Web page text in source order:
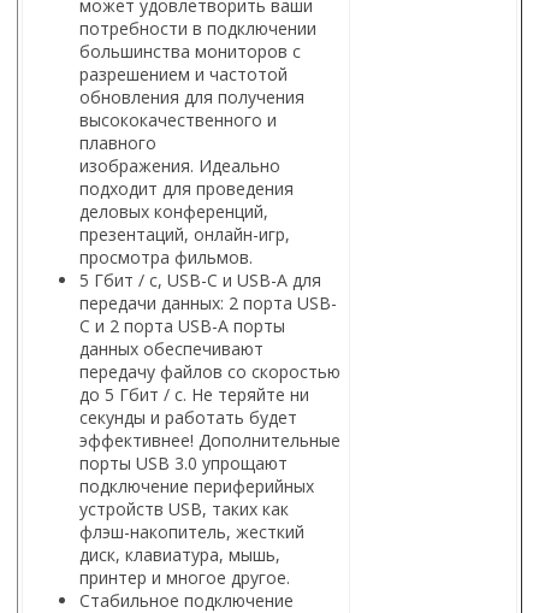
может удовлетворить ваши
потребности в подключении
большинства мониторов с
разрешением и частотой
обновления для получения
высококачественного и
плавного
изображения. Идеально
подходит для проведения
деловых конференций,
презентаций, онлайн-игр,
просмотра фильмов.
5 Гбит / с, USB-С и USB-A для
передачи данных: 2 порта USB-
C и 2 порта USB-A порты
данных обеспечивают
передачу файлов со скоростью
до 5 Гбит / с. Не теряйте ни
секунды и работать будет
эффективнее! Дополнительные
порты USB 3.0 упрощают
подключение периферийных
устройств USB, таких как
флэш-накопитель, жесткий
диск, клавиатура, мышь,
принтер и многое другое.
Стабильное подключение